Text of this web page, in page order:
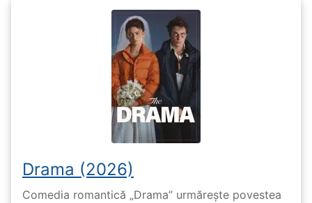
Drama (2026)
Comedia romantică „Drama” urmărește povestea